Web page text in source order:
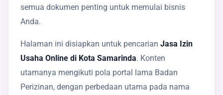
semua dokumen penting untuk memulai bisnis
Anda.
Halaman ini disiapkan untuk pencarian Jasa Izin
Usaha Online di Kota Samarinda. Konten
utamanya mengikuti pola portal lama Badan
Perizinan, dengan perbedaan utama pada nama